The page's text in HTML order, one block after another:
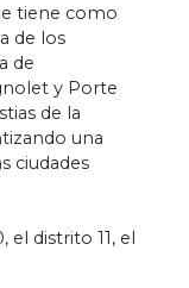
tiene como
de los
de
y Porte
de la
una
ciudades
el distrito 11, el